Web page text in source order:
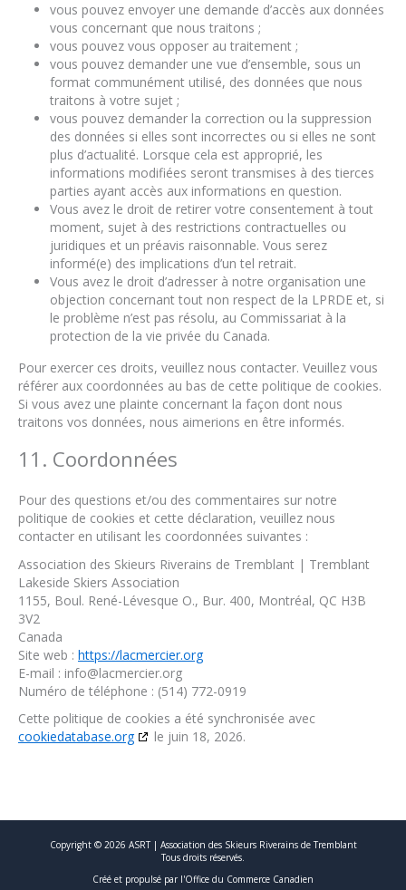
vous pouvez envoyer une demande d’accès aux données
vous concernant que nous traitons ;
vous pouvez vous opposer au traitement ;
vous pouvez demander une vue d’ensemble, sous un
format communément utilisé, des données que nous
traitons à votre sujet ;
vous pouvez demander la correction ou la suppression
des données si elles sont incorrectes ou si elles ne sont
plus d’actualité. Lorsque cela est approprié, les
informations modifiées seront transmises à des tierces
parties ayant accès aux informations en question.
Vous avez le droit de retirer votre consentement à tout
moment, sujet à des restrictions contractuelles ou
juridiques et un préavis raisonnable. Vous serez
informé(e) des implications d’un tel retrait.
Vous avez le droit d’adresser à notre organisation une
objection concernant tout non respect de la LPRDE et, si
le problème n’est pas résolu, au Commissariat à la
protection de la vie privée du Canada.
Pour exercer ces droits, veuillez nous contacter. Veuillez vous
référer aux coordonnées au bas de cette politique de cookies.
Si vous avez une plainte concernant la façon dont nous
traitons vos données, nous aimerions en être informés.
11. Coordonnées
Pour des questions et/ou des commentaires sur notre
politique de cookies et cette déclaration, veuillez nous
contacter en utilisant les coordonnées suivantes :
Association des Skieurs Riverains de Tremblant | Tremblant
Lakeside Skiers Association
1155, Boul. René-Lévesque O., Bur. 400, Montréal, QC H3B
3V2
Canada
Site web :https://lacmercier.org
E-mail : info@lacmercier.org
Numéro de téléphone : (514) 772-0919
Cette politique de cookies a été synchronisée avec
cookiedatabase.org
le juin 18, 2026.
Copyright © 2026 ASRT | Association des Skieurs Riverains de Tremblant
Tous droits réservés.
Créé et propulsé par l'Office du Commerce Canadien